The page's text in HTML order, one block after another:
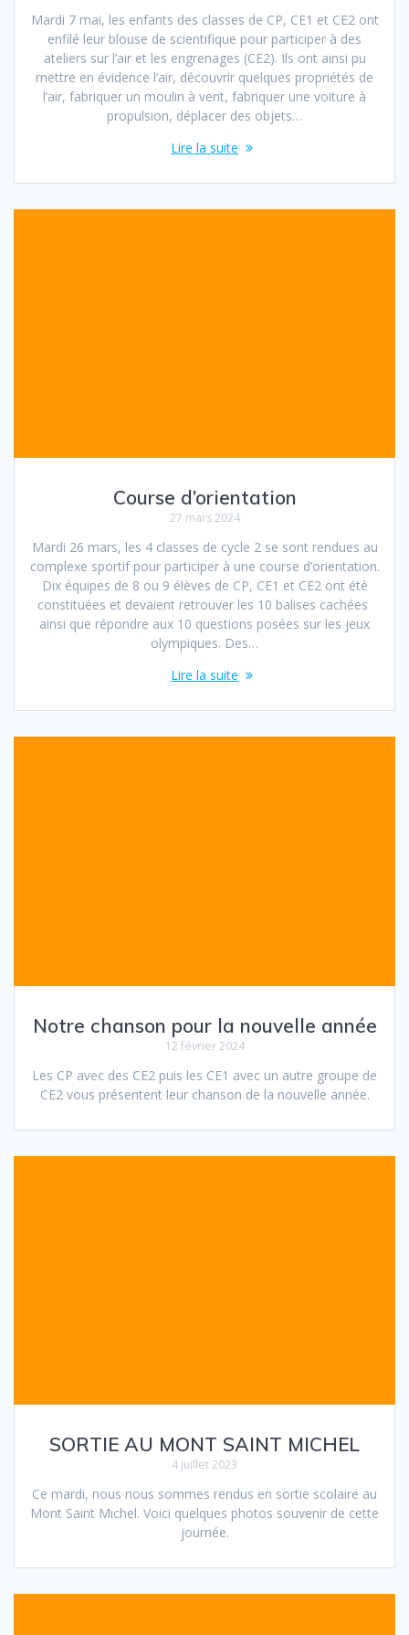
Mardi 7 mai, les enfants des classes de CP, CE1 et CE2 ont
enfilé leur blouse de scientifique pour participer à des
ateliers sur l’air et les engrenages (CE2). Ils ont ainsi pu
mettre en évidence l’air, découvrir quelques propriétés de
l’air, fabriquer un moulin à vent, fabriquer une voiture à
propulsion, déplacer des objets…
Lire la suite
Course d’orientation
27 mars 2024
Mardi 26 mars, les 4 classes de cycle 2 se sont rendues au
complexe sportif pour participer à une course d’orientation.
Dix équipes de 8 ou 9 élèves de CP, CE1 et CE2 ont été
constituées et devaient retrouver les 10 balises cachées
ainsi que répondre aux 10 questions posées sur les jeux
olympiques. Des…
Lire la suite
Notre chanson pour la nouvelle année
12 février 2024
Les CP avec des CE2 puis les CE1 avec un autre groupe de
CE2 vous présentent leur chanson de la nouvelle année.
SORTIE AU MONT SAINT MICHEL
4 juillet 2023
Ce mardi, nous nous sommes rendus en sortie scolaire au
Mont Saint Michel. Voici quelques photos souvenir de cette
journée.